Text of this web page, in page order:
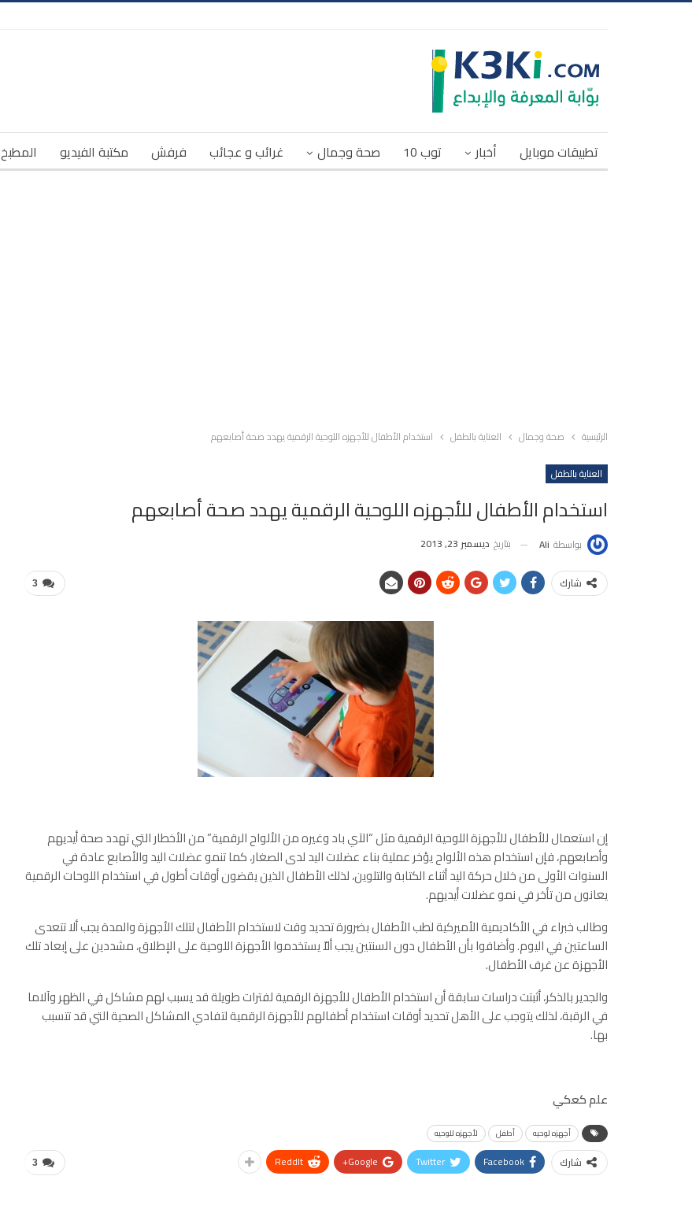
تطبيقات موبايل أخبار توب 10 صحة وجمال غرائب و عجائب فرفش مكتبة الفيديو المطبخ
الرئيسية صحة وجمال العناية بالطفل استخدام الأطفال للأجهزه اللوحية الرقمية يهدد صحة أصابعهم
العناية بالطفل
استخدام الأطفال للأجهزه اللوحية الرقمية يهدد صحة أصابعهم
بواسطة Ali بتاريخ ديسمبر 23, 2013
3 شارك
إن استعمال للأطفال للأجهزة اللوحية الرقمية مثل “الآي باد وغيره من الألواح الرقمية” من الأخطار التي تهدد صحة أيديهم
وأصابعهم، فإن استخدام هذه الألواح يؤخر عملية بناء عضلات اليد لدى الصغار، كما تنمو عضلات اليد والأصابع عادة في
السنوات الأولى من خلال حركة اليد أثناء الكتابة والتلوين، لذلك الأطفال الذين يقضون أوقات أطول في استخدام اللوحات الرقمية
يعانون من تأخر في نمو عضلات أيديهم.
وطالب خبراء في الأكاديمية الأميركية لطب الأطفال بضرورة تحديد وقت لاستخدام الأطفال لتلك الأجهزة والمدة يجب ألا تتعدى
الساعتين في اليوم. وأضافوا بأن الأطفال دون السنتين يجب ألاّ يستخدموا الأجهزة اللوحية على الإطلاق، مشددين على إبعاد تلك
الأجهزة عن غرف الأطفال.
والجدير بالذكر، أثبتت دراسات سابقة أن استخدام الأطفال للأجهزة الرقمية لفترات طويلة قد يسبب لهم مشاكل في الظهر وآلاما
في الرقبة، لذلك يتوجب على الأهل تحديد أوقات استخدام أطفالهم للأجهزة الرقمية لتفادي المشاكل الصحية التي قد تتسبب
بها.
علم كعكي
أجهزه لوحيه أطفل لأجهزه للوحيه
3 شارك Facebook
Twitter
Google+
ReddIt